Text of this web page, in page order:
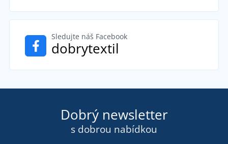
Sledujte náš Facebook
dobrytextil
Dobrý newsletter
s dobrou nabídkou